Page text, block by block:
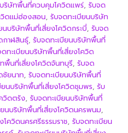
ริษัทพื้นที่ควบคุมโควิดแพร่, รับจด
ดแม่ฮ่องสอน, รับจดทะเบียนบริษัท
นบริษัทพื้นที่เสี่ยงโควิดกระบี่, รับจด
กาฬสินธุ์, รับจดทะเบียนบริษัทพื้นที่
ทะเบียนบริษัทพื้นที่เสี่ยงโควิด
พื้นที่เสี่ยงโควิดจันทบุรี, รับจด
ชัยนาท, รับจดทะเบียนบริษัทพื้นที่
ยนบริษัทพื้นที่เสี่ยงโควิดชุมพร, รับ
วิดตรัง, รับจดทะเบียนบริษัทพื้นที่
ยนบริษัทพื้นที่เสี่ยงโควิดนครพนม,
ควิดนครศรีธรรมราช, รับจดทะเบียน